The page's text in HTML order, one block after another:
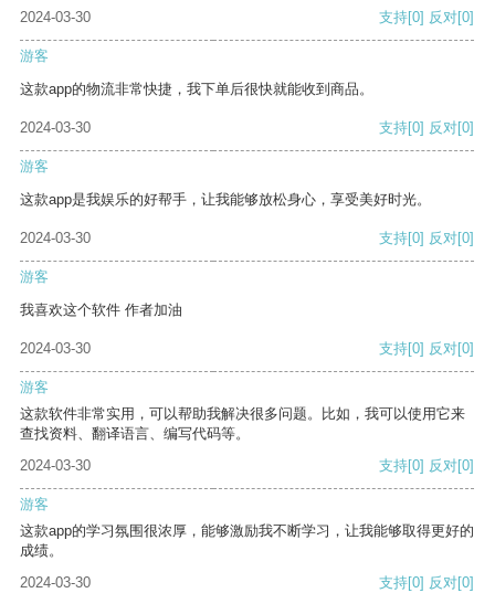
2024-03-30 支持[0] 反对[0]
游客
这款app的物流非常快捷，我下单后很快就能收到商品。
2024-03-30 支持[0] 反对[0]
游客
这款app是我娱乐的好帮手，让我能够放松身心，享受美好时光。
2024-03-30 支持[0] 反对[0]
游客
我喜欢这个软件 作者加油
2024-03-30 支持[0] 反对[0]
游客
这款软件非常实用，可以帮助我解决很多问题。比如，我可以使用它来
查找资料、翻译语言、编写代码等。
2024-03-30
支持[0] 反对[0]
游客
这款app的学习氛围很浓厚，能够激励我不断学习，让我能够取得更好的
成绩。
2024-03-30
支持[0] 反对[0]